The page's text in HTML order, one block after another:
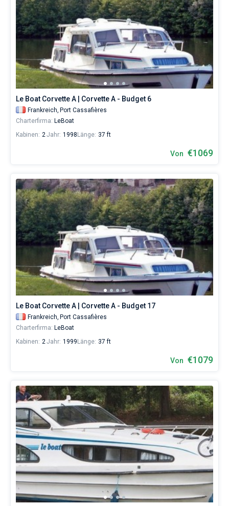
Le Boat Corvette A | Corvette A - Budget 6
Frankreich, Port Cassafières
Charterfirma: LeBoat
Kabinen: 2Jahr: 1998 Länge: 37 ft
Von €1069
Le Boat Corvette A | Corvette A - Budget 17
Frankreich, Port Cassafières
Charterfirma: LeBoat
Kabinen: 2Jahr: 1999 Länge: 37 ft
Von €1079